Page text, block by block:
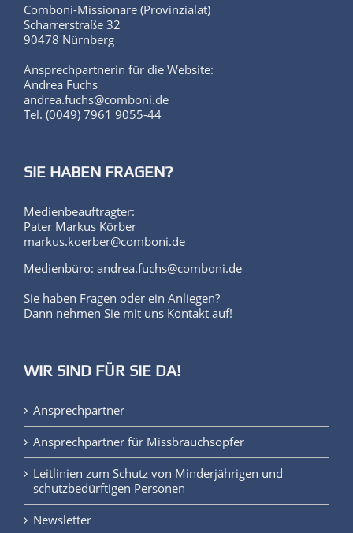
Comboni-Missionare (Provinzialat)
Scharrerstraße 32
90478 Nürnberg
Ansprechpartnerin für die Website:
Andrea Fuchs
andrea.fuchs@comboni.de
Tel. (0049) 7961 9055-44
SIE HABEN FRAGEN?
Medienbeauftragter:
Pater Markus Körber
markus.koerber@comboni.de
Medienbüro: andrea.fuchs@comboni.de
Sie haben Fragen oder ein Anliegen?
Dann nehmen Sie mit uns Kontakt auf!
WIR SIND FÜR SIE DA!
Ansprechpartner
Ansprechpartner für Missbrauchsopfer
Leitlinien zum Schutz von Minderjährigen und
schutzbedürftigen Personen
Newsletter